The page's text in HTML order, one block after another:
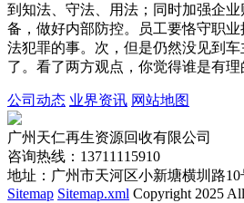
到知法、守法、用法；同时加强企
备，做好内部防控。员工要恪守职
法犯罪的事。次，但是仍然没见到
了。看了两方观点，你觉得谁是有理
公司动态 业界资讯 网站地图
广州天仁再生资源回收有限公司
咨询热线：13711115910
地址：广州市天河区小新塘横圳路10
Sitemap Sitemap.xml Copyright 2025